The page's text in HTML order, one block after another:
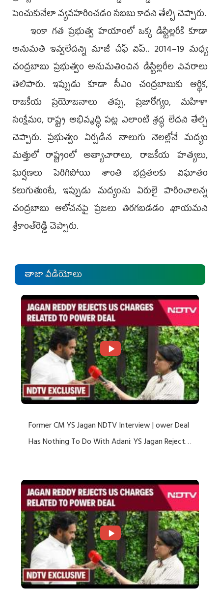
పెంచుకునేలా వ్యవహరించడం సబబు కాదని తేల్చి చెప్పారు.
ఇంకా గత ప్రభుత్వ హయాంలో ఒక్క డిస్టిల్లరీకి కూడా
అనుమతి ఇవ్వలేదన్ని మాజీ చీఫ్‌ విప్‌.. 2014–19 మధ్య
చంద్రబాబు ప్రభుత్వం అనుమతించిన డిస్టిల్లరీల వివరాలు
తెలిపారు. ఇప్పుడు కూడా సీఎం చంద్రబాబుకు ఆర్థిక,
రాజకీయ ప్రయోజనాలు తప్ప, ప్రజారోగ్యం, మహిళా
సంక్షేమం, రాష్ట్ర అభివృద్ధి పట్ల ఎలాంటి శ్రద్ధ లేదని తేల్చి
చెప్పారు. ప్రభుత్వం ఏర్పడిన నాలుగు నెలల్లోనే మద్యం
మత్తులో రాష్ట్రంలో అత్యాచారాలు, రాజకీయ హత్యలు,
ఘర్షణలు పెరిగిపోయి శాంతి భద్రతలకు విఘాతం
కలుగుతుంటే, ఇప్పుడు మద్యంను ఏరులై పారించాలన్న
చంద్రబాబు ఆలోచనపై ప్రజలు తిరగబడడం ఖాయమని
శ్రీకాంత్‌రెడ్డి చెప్పారు.
తాజా వీడియోలు
Former CM YS Jagan NDTV Interview | ower Deal
Has Nothing To Do With Adani: YS Jagan Rejects